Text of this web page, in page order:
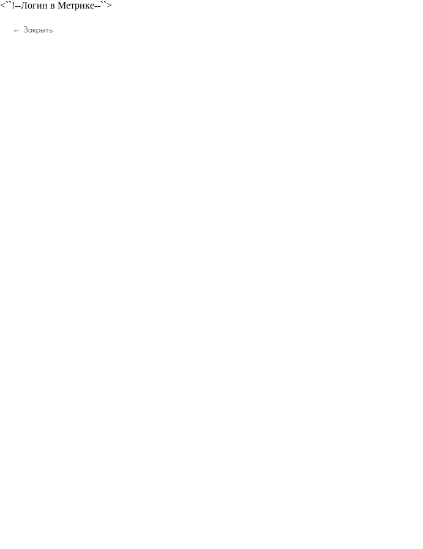
<``!--Логин в Метрике--``>
Закрыть